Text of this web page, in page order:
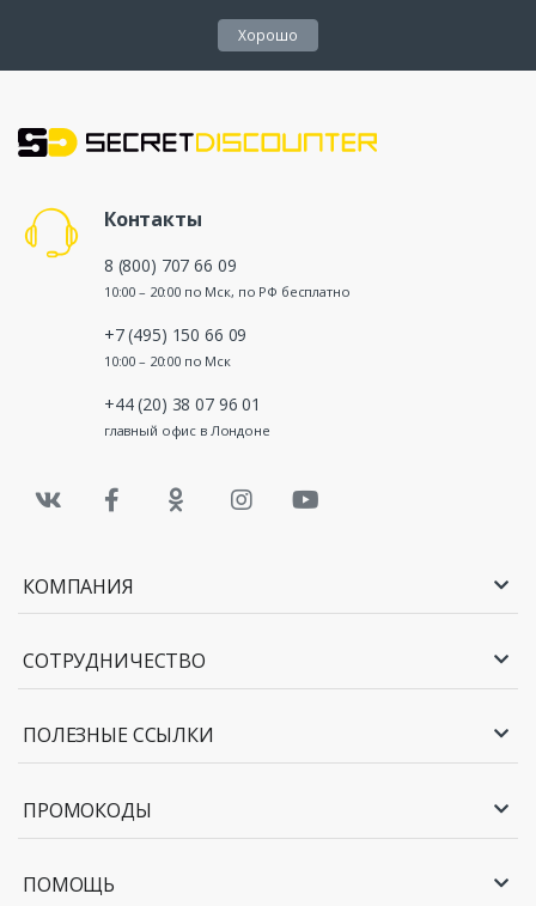
Хорошо
Контакты
8 (800) 707 66 09
10:00 – 20:00 по Мск, по РФ бесплатно
+7 (495) 150 66 09
10:00 – 20:00 по Мск
+44 (20) 38 07 96 01
главный офис в Лондоне
КОМПАНИЯ
СОТРУДНИЧЕСТВО
ПОЛЕЗНЫЕ ССЫЛКИ
ПРОМОКОДЫ
ПОМОЩЬ